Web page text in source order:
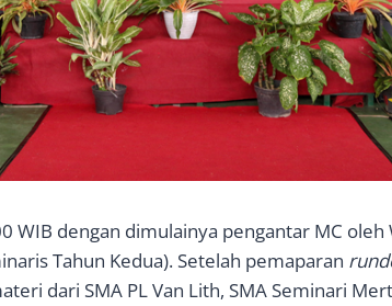
WIB dengan dimulainya pengantar MC oleh
Tahun Kedua). Setelah pemaparan
dari SMA PL Van Lith, SMA Seminari